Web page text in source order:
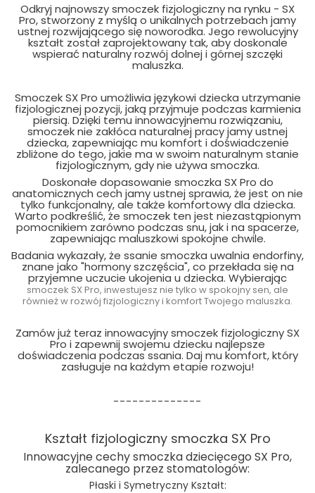
Odkryj najnowszy smoczek fizjologiczny na rynku - SX
Pro, stworzony z myślą o unikalnych potrzebach jamy
ustnej rozwijającego się noworodka. Jego rewolucyjny
kształt został zaprojektowany tak, aby doskonale
wspierać naturalny rozwój dolnej i górnej szczęki
maluszka.
Smoczek SX Pro umożliwia językowi dziecka utrzymanie
fizjologicznej pozycji, jaką przyjmuje podczas karmienia
piersią. Dzięki temu innowacyjnemu rozwiązaniu,
smoczek nie zakłóca naturalnej pracy jamy ustnej
dziecka, zapewniając mu komfort i doświadczenie
zbliżone do tego, jakie ma w swoim naturalnym stanie
fizjologicznym, gdy nie używa smoczka.
Doskonałe dopasowanie smoczka SX Pro do
anatomicznych cech jamy ustnej sprawia, że jest on nie
tylko funkcjonalny, ale także komfortowy dla dziecka.
Warto podkreślić, że smoczek ten jest niezastąpionym
pomocnikiem zarówno podczas snu, jak i na spacerze,
zapewniając maluszkowi spokojne chwile.
Badania wykazały, że ssanie smoczka uwalnia endorfiny,
znane jako "hormony szczęścia", co przekłada się na
przyjemne uczucie ukojenia u dziecka. Wybierając
smoczek SX Pro, inwestujesz nie tylko w spokojny sen, ale
również w rozwój fizjologiczny i komfort Twojego maluszka.
Zamów już teraz innowacyjny smoczek fizjologiczny SX
Pro i zapewnij swojemu dziecku najlepsze
doświadczenia podczas ssania. Daj mu komfort, który
zasługuje na każdym etapie rozwoju!
--------------
Kształt fizjologiczny smoczka SX Pro
Innowacyjne cechy smoczka dziecięcego SX Pro,
zalecanego przez stomatologów:
Płaski i Symetryczny Kształt: